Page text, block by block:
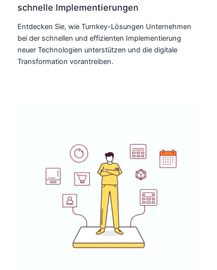
schnelle Implementierungen
Entdecken Sie, wie Turnkey-Lösungen Unternehmen
bei der schnellen und effizienten Implementierung
neuer Technologien unterstützen und die digitale
Transformation vorantreiben.